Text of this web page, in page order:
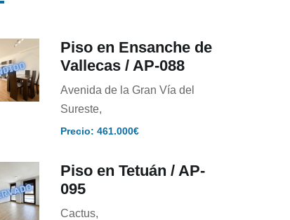
Piso en Ensanche de
Vallecas / AP-088
Avenida de la Gran Vía del
Sureste,
Precio: 461.000€
Piso en Tetuán / AP-
095
Cactus,